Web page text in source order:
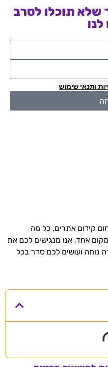
תוכלו לסרב
ותנאי שימוש
קידום אתרים, כל מה
אחד. אנו מנגישים לכם את
נוחה ועושים לכם סדר בכל